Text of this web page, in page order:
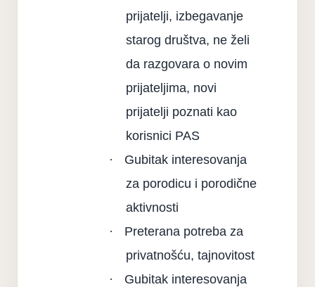
prijatelji, izbegavanje
starog društva, ne želi
da razgovara o novim
prijateljima, novi
prijatelji poznati kao
korisnici PAS
·
Gubitak interesovanja
za porodicu i porodične
aktivnosti
·
Preterana potreba za
privatnošću, tajnovitost
·
Gubitak interesovanja